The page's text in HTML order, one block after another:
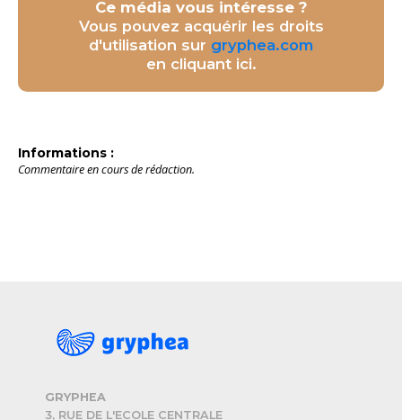
Ce média vous intéresse ?
Vous pouvez acquérir les droits
d'utilisation sur gryphea.com
en cliquant ici.
Informations :
Commentaire en cours de rédaction.
GRYPHEA
3, RUE DE L'ECOLE CENTRALE